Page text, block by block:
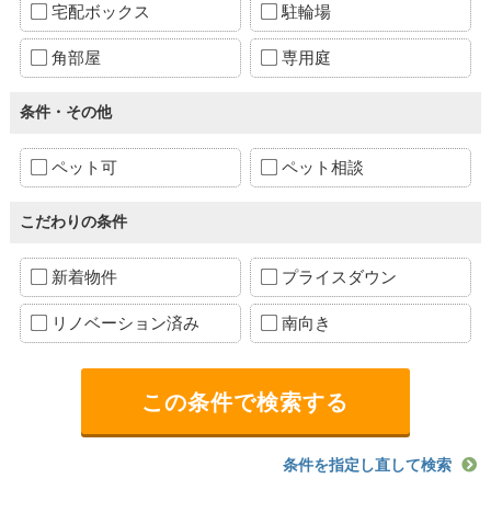
宅配ボックス 駐輪場
角部屋 専用庭
条件・その他
ペット可 ペット相談
こだわりの条件
新着物件 プライスダウン
リノベーション済み 南向き
条件を指定し直して検索